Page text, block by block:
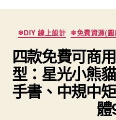
分
類
❄DIY 線上設計 ❄免費資源(
四款免費可商
型：星光小熊
手書、中規中
體